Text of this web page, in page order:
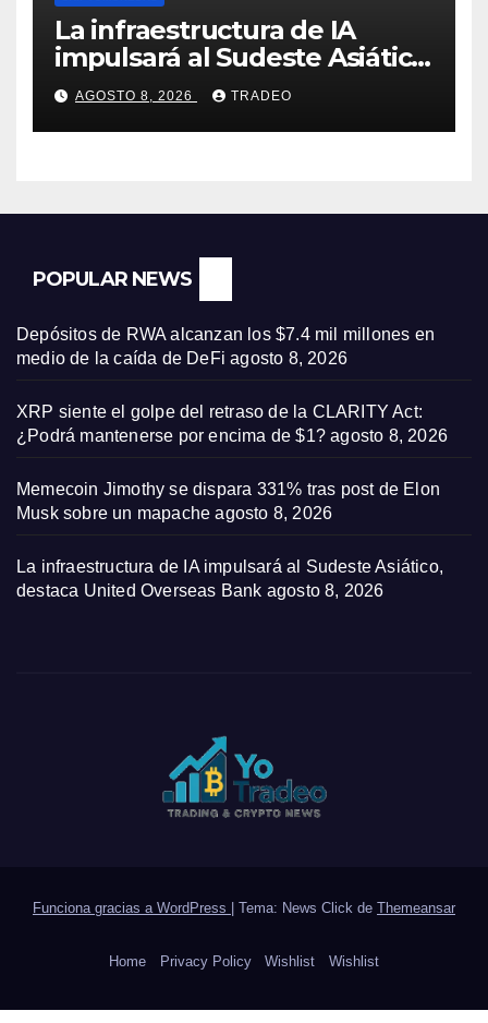
La infraestructura de IA
impulsará al Sudeste Asiático,
destaca United Overseas
Bank
AGOSTO 8, 2026 TRADEO
POPULAR NEWS
Depósitos de RWA alcanzan los $7.4 mil millones en
medio de la caída de DeFi agosto 8, 2026
XRP siente el golpe del retraso de la CLARITY Act:
¿Podrá mantenerse por encima de $1? agosto 8, 2026
Memecoin Jimothy se dispara 331% tras post de Elon
Musk sobre un mapache agosto 8, 2026
La infraestructura de IA impulsará al Sudeste Asiático,
destaca United Overseas Bank agosto 8, 2026
Funciona gracias a WordPress Tema: News Click de Themeansar
Home Privacy Policy Wishlist Wishlist